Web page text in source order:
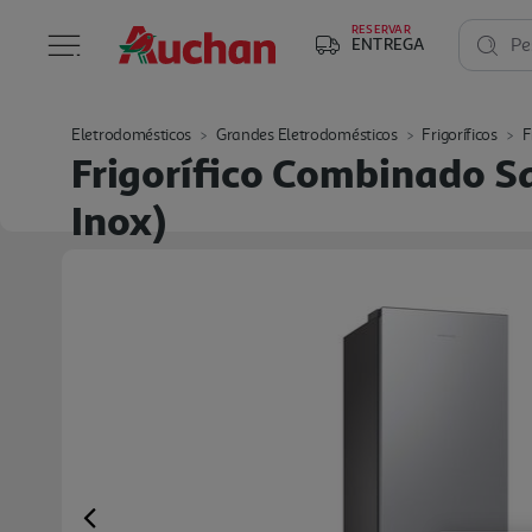
RESERVAR
ENTREGA
Eletrodomésticos Grandes Eletrodomésticos Frigoríficos
Frigorífico Combinado
Inox)